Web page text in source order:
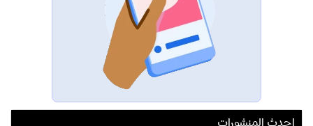
احدث المنشورات